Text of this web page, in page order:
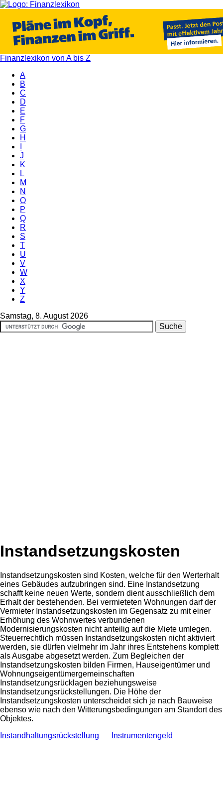
Finanzlexikon von A bis Z
A
B
C
D
E
F
G
H
J
K
L
M
N
O
P
Q
R
S
T
U
V
W
X
Y
Z
Samstag, 8. August 2026
Instandsetzungskosten
Instandsetzungskosten sind Kosten, welche für den Werterhalt
eines Gebäudes aufzubringen sind. Eine Instandsetzung
schafft keine neuen Werte, sondern dient ausschließlich dem
Erhalt der bestehenden. Bei vermieteten Wohnungen darf der
Vermieter Instandsetzungskosten im Gegensatz zu mit einer
Erhöhung des Wohnwertes verbundenen
Modernisierungskosten nicht anteilig auf die Miete umlegen.
Steuerrechtlich müssen Instandsetzungskosten nicht aktiviert
werden, sie dürfen vielmehr im Jahr ihres Entstehens komplett
als Ausgabe abgesetzt werden. Zum Begleichen der
Instandsetzungskosten bilden Firmen, Hauseigentümer und
Wohnungseigentümergemeinschaften
Instandsetzungsrücklagen beziehungsweise
Instandsetzungsrückstellungen. Die Höhe der
Instandsetzungskosten unterscheidet sich je nach Bauweise
ebenso wie nach den Witterungsbedingungen am Standort des
Objektes.
Instandhaltungsrückstellung
Instrumentengeld